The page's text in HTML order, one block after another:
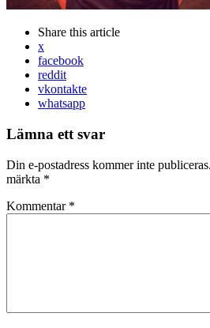
Share this article
x
facebook
reddit
vkontakte
whatsapp
Lämna ett svar
Din e-postadress kommer inte publiceras.
märkta *
Kommentar *